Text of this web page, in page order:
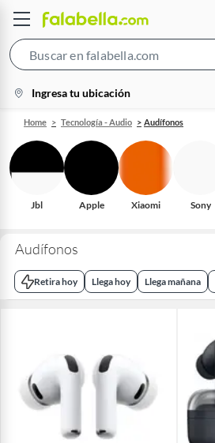
Bar
location-
icon
Ingresa tu ubicación
Home Tecnología - Audio Audífonos
Jbl Apple Xiaomi Sony
Audífonos
Retira hoy Llega hoy Llega mañana